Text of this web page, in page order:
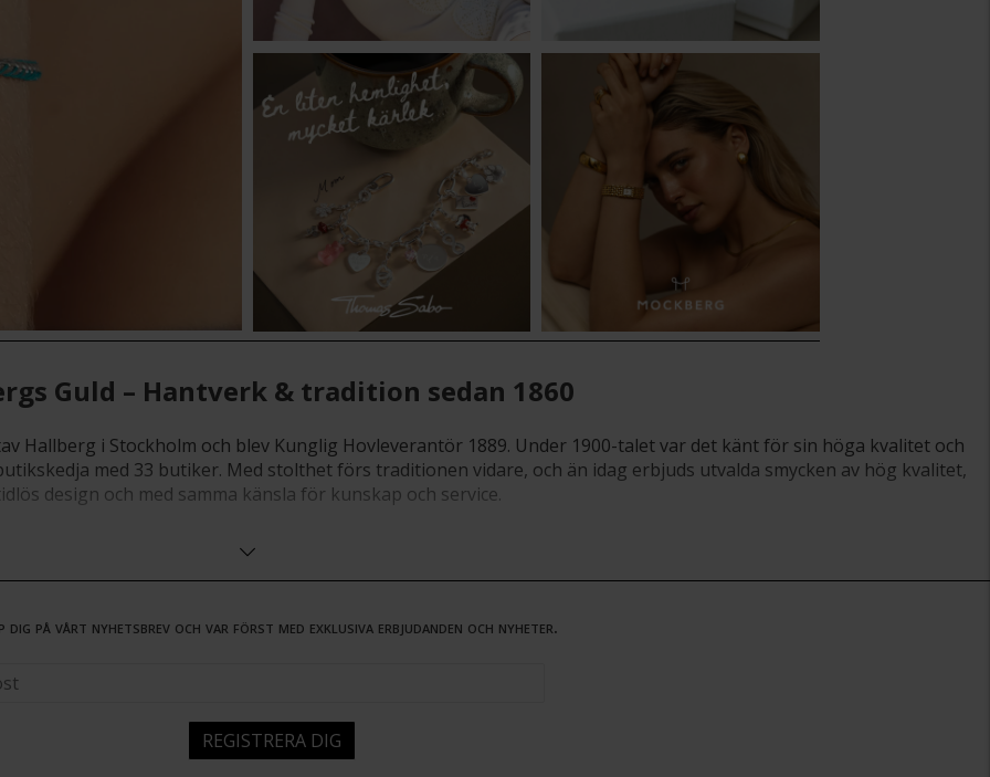
Guld – Hantverk & tradition sedan 1860
Hallberg i Stockholm och blev Kunglig Hovleverantör 1889. Under 1900-talet var det känt för sin höga kvalitet och
med 33 butiker. Med stolthet förs traditionen vidare, och än idag erbjuds utvalda smycken av hög kvalitet,
design och med samma känsla för kunskap och service.
guldsmycken och exklusiva ringar som symboliserar kärlek, löften och livslånga band. Varje ring är tillverkad
och utvalda diamanter av hög kvalitet.
dig på vårt nyhetsbrev och var först med exklusiva erbjudanden och nyheter.
REGISTRERA DIG